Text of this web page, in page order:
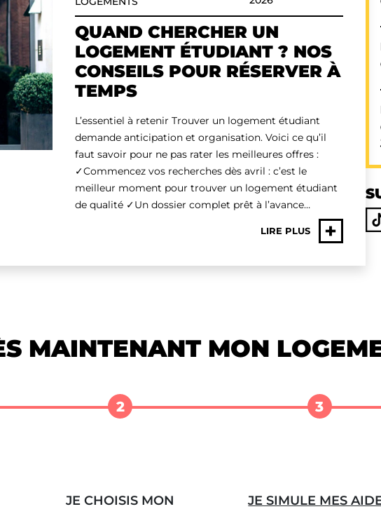
QUAND CHERCHER UN
LOGEMENT ÉTUDIANT ? NOS
CONSEILS POUR RÉSERVER À
TEMPS
L’essentiel à retenir Trouver un logement étudiant
demande anticipation et organisation. Voici ce qu’il
faut savoir pour ne pas rater les meilleures offres :
✓Commencez vos recherches dès avril : c’est le
meilleur moment pour trouver un logement étudiant
de qualité ✓Un dossier complet prêt à l’avance…
LIRE PLUS +
MAINTENANT MON
2
JE CHOISIS MON
3
JE SIMULE MES